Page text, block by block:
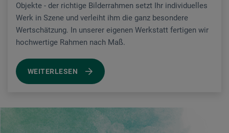
Objekte - der richtige Bilderrahmen setzt Ihr individuelles
Werk in Szene und verleiht ihm die ganz besondere
Wertschätzung. In unserer eigenen Werkstatt fertigen wir
hochwertige Rahmen nach Maß.
WEITERLESEN